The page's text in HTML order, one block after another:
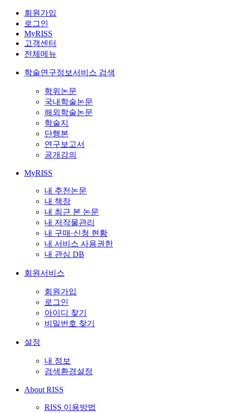
회원가입
로그인
MyRISS
고객센터
전체메뉴
학술연구정보서비스 검색
학위논문
국내학술논문
해외학술논문
학술지
단행본
연구보고서
공개강의
MyRISS
내 추천논문
내 책장
내 최근 본 논문
내 저작물관리
내 구매·신청 현황
내 서비스 사용권한
내 관심 DB
회원서비스
회원가입
로그인
아이디 찾기
비밀번호 찾기
설정
내 정보
검색환경설정
About RISS
RISS 이용방법